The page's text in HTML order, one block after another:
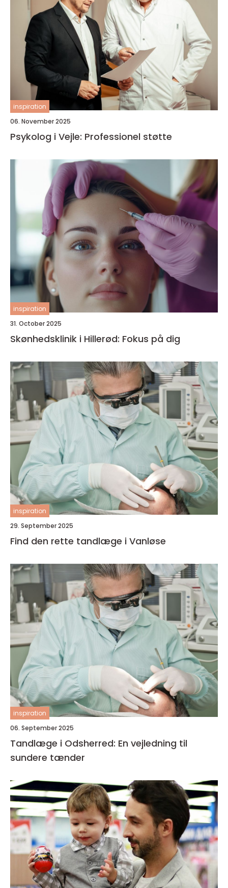
inspiration
06. November 2025
Psykolog i Vejle: Professionel støtte
inspiration
31. October 2025
Skønhedsklinik i Hillerød: Fokus på dig
inspiration
29. September 2025
Find den rette tandlæge i Vanløse
inspiration
06. September 2025
Tandlæge i Odsherred: En vejledning til
sundere tænder